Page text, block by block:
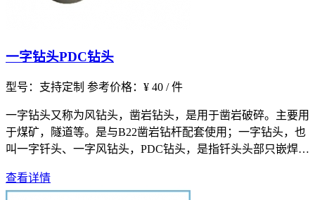
一字钻头PDC钻头
型号：支持定制 参考价格：¥ 40 / 件
一字钻头又称为风钻头，凿岩钻头，是用于凿岩破碎。主要用
于煤矿，隧道等。是与B22凿岩钻杆配套使用；一字钻头，也
叫一字钎头、一字风钻头，PDC钻头，是指钎头头部只嵌焊一
查看详情